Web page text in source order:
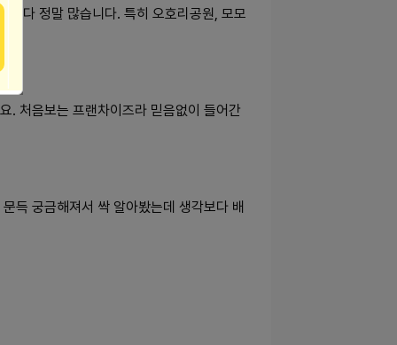
보다 정말 많습니다. 특히 오호리공원, 모모
. 처음보는 프랜차이즈라 믿음없이 들어간
득 궁금해져서 싹 알아봤는데 생각보다 배